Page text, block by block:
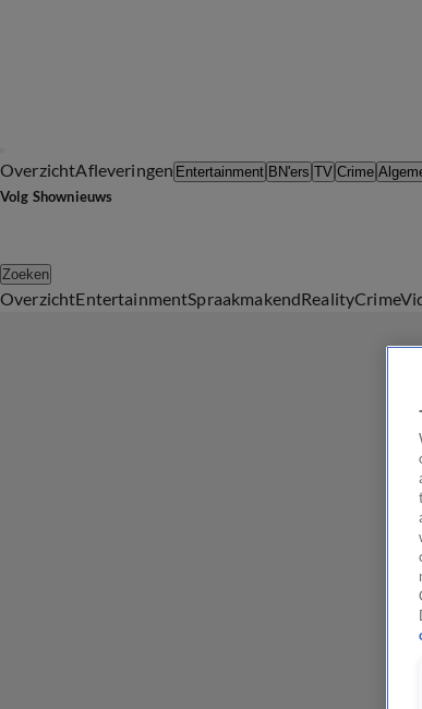
OverzichtAfleveringen Entertainment BN'ers TV Crime
Volg Shownieuws
Zoeken
OverzichtEntertainmentSpraakmakendRealityCrime